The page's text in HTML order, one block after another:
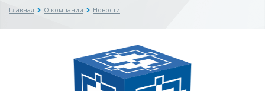
Главная О компании Новости